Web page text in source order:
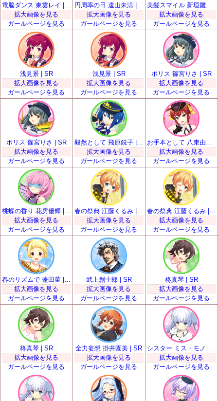
拡大画像を見る
ガールページを見る
円周率の日 遠山未涼 | SR
拡大画像を見る
ガールページを見る
美髪スマイル 新垣雛菜 | SR
拡大画像を見る
ガールページを見る
浅見景 | SR
拡大画像を見る
ガールページを見る
浅見景 | SR
拡大画像を見る
ガールページを見る
ポリス 篠宮りさ | SR
拡大画像を見る
ガールページを見る
ポリス 篠宮りさ | SR
拡大画像を見る
ガールページを見る
毅然として 飛原鋭子 | SR
拡大画像を見る
ガールページを見る
拡大画像を見る
ガールページを見る
拡大画像を見る
ガールページを見る
春の祭典 江藤くるみ | SR
拡大画像を見る
ガールページを見る
春の祭典 江藤くるみ | SR
拡大画像を見る
ガールページを見る
拡大画像を見る
ガールページを見る
武上創士郎 | SR
拡大画像を見る
ガールページを見る
柊真琴 | SR
拡大画像を見る
ガールページを見る
柊真琴 | SR
拡大画像を見る
ガールページを見る
全力妄想 掛井園美 | SR
拡大画像を見る
ガールページを見る
拡大画像を見る
ガールページを見る